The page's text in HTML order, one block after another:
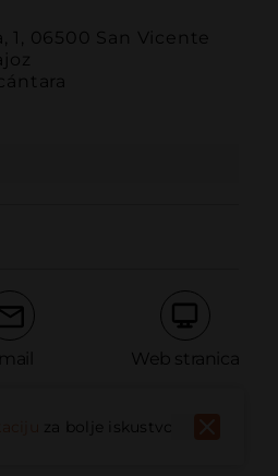
1, 06500 San Vicente
Web stranica
za bolje iskustvo